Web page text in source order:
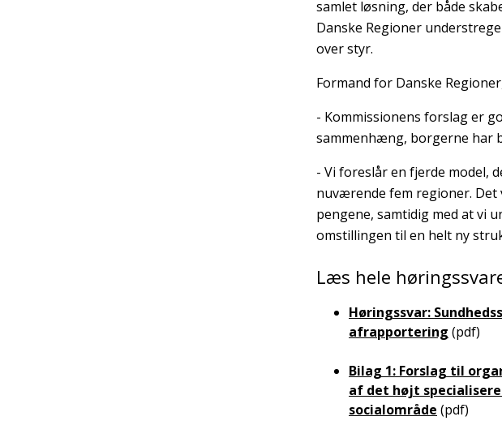
samlet løsning, der både
Danske Regioner
over styr.
Formand for Danske
- Kommissionens forslag er
sammenhæng, borgerne har
- Vi foreslår en fjerde model,
nuværende fem regioner.
pengene, samtidig med at vi
omstillingen til en helt ny
Læs hele
Høringssvar:
afrapportering (pdf)
Bilag 1: Forslag til
af det højt
socialområde (pdf)